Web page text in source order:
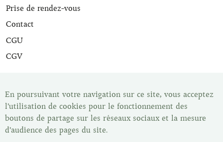
Prise de rendez-vous
Contact
CGU
CGV
livrés avec leur certificat d'expertise. Une fois votre article
acheté vous disposez du délai de rétractation légal de 14
jours pour changer d'avis. Vous pouvez retrouver tous nos
articles dans notre show-room, Les Malletiers, sur
rendez-vous.
En poursuivant votre navigation sur ce site, vous acceptez
l'utilisation de cookies pour le fonctionnement des
boutons de partage sur les réseaux sociaux et la mesure
d'audience des pages du site.